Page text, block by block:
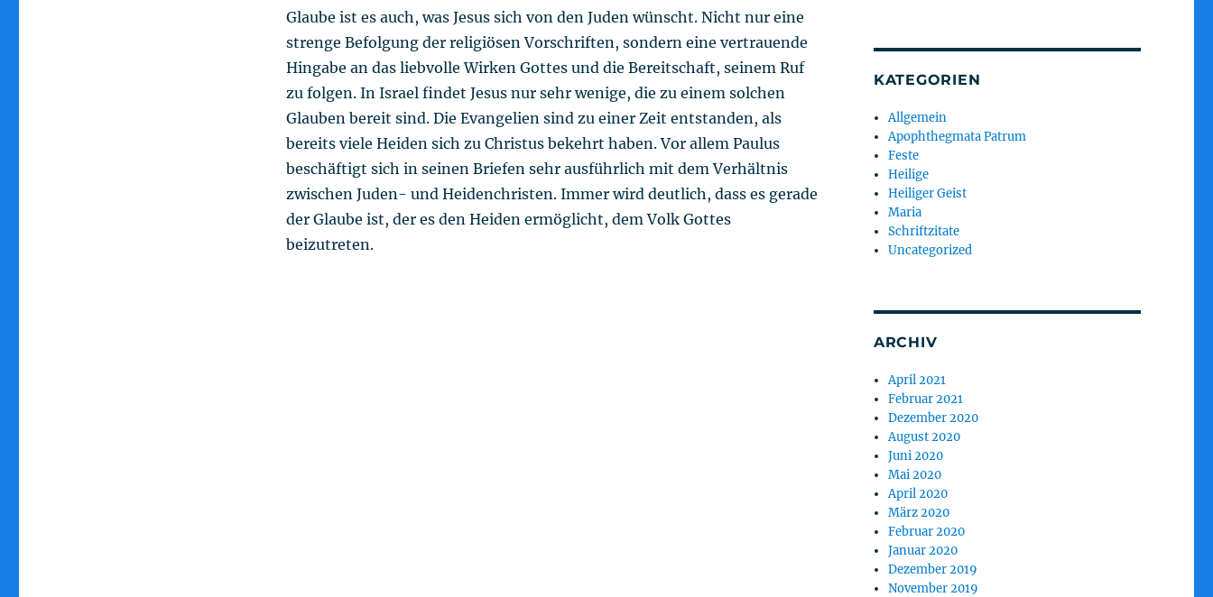
Glaube ist es auch, was Jesus sich von den Juden wünscht. Nicht nur eine
strenge Befolgung der religiösen Vorschriften, sondern eine vertrauende
Hingabe an das liebvolle Wirken Gottes und die Bereitschaft, seinem Ruf
zu folgen. In Israel findet Jesus nur sehr wenige, die zu einem solchen
Glauben bereit sind. Die Evangelien sind zu einer Zeit entstanden, als
bereits viele Heiden sich zu Christus bekehrt haben. Vor allem Paulus
beschäftigt sich in seinen Briefen sehr ausführlich mit dem Verhältnis
zwischen Juden- und Heidenchristen. Immer wird deutlich, dass es gerade
der Glaube ist, der es den Heiden ermöglicht, dem Volk Gottes
beizutreten.
KATEGORIEN
Allgemein
Apophthegmata Patrum
Feste
Heilige
Heiliger Geist
Maria
Schriftzitate
Uncategorized
ARCHIV
April 2021
Februar 2021
Dezember 2020
August 2020
Juni 2020
Mai 2020
April 2020
März 2020
Februar 2020
Januar 2020
Dezember 2019
November 2019